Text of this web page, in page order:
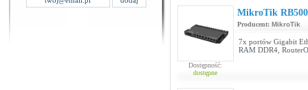
Dostępność:
dostępne
MikroTik
Producent: MikroTik
7x portów Gigabit
RAM DDR4,